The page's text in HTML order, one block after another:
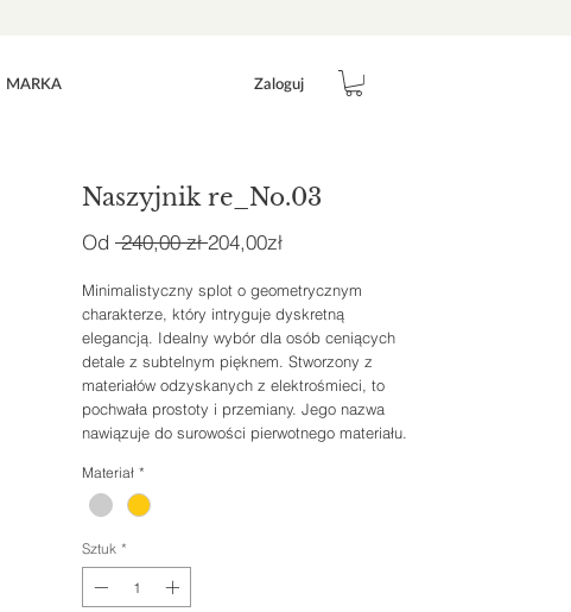
MARKA Zaloguj
Naszyjnik re_No.03
Od 240,00 zł Regularna
204,00złCena
Minimalistyczny splot o geometrycznym
charakterze, który intryguje dyskretną
elegancją. Idealny wybór dla osób ceniących
detale z subtelnym pięknem. Stworzony z
materiałów odzyskanych z elektrośmieci, to
pochwała prostoty i przemiany. Jego nazwa
nawiązuje do surowości pierwotnego materiału.
Materiał *
Sztuk *